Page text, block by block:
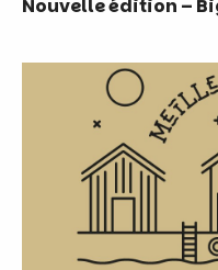
Nouvelle édition –